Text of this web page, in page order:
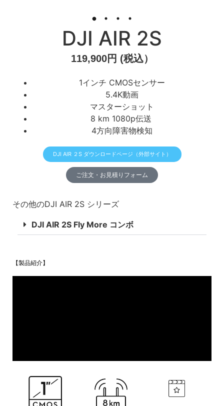
DJI AIR 2S
119,900円 (税込）
1インチ CMOSセンサー
5.4K動画
マスターショット
8 km 1080p伝送
4方向障害物検知
DJI AIR ２S ダウンロードページ（外部サイト）
ご注文・お見積りフォーム
その他のDJI AIR 2S シリーズ
DJI AIR 2S Fly More コンボ
【製品紹介】